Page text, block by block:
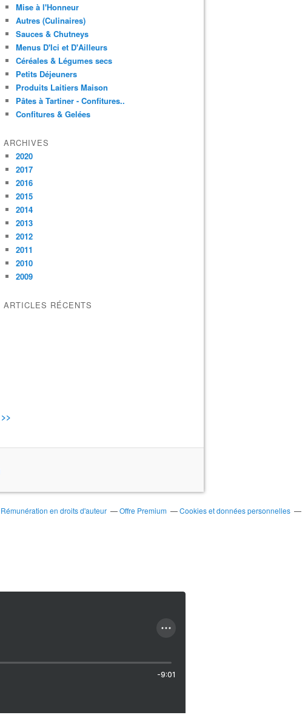
Mise à l'Honneur
Autres (Culinaires)
Sauces & Chutneys
Menus D'Ici et D'Ailleurs
Céréales & Légumes secs
Petits Déjeuners
Produits Laitiers Maison
Pâtes à Tartiner - Confitures..
Confitures & Gelées
ARCHIVES
2020
2017
2016
2015
2014
2013
2012
2011
2010
2009
ARTICLES RÉCENTS
>>
Rémunération en droits d'auteur Offre Premium
Cookies et données personnelles
-9:01